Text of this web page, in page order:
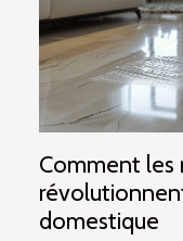
Comment les
domestique